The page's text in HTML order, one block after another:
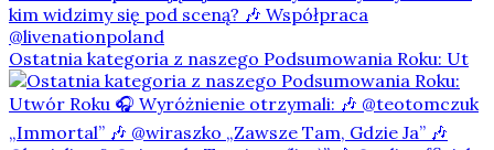
Ostatnia kategoria z naszego Podsumowania Roku: Ut